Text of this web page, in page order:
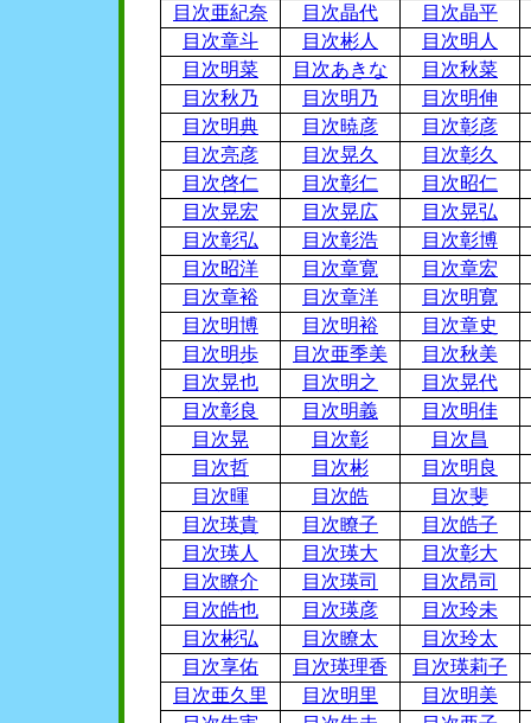
目次亜紀奈
目次晶代
目次晶平
目次章斗
目次彬人
目次明人
目次明菜
目次あきな
目次秋菜
目次秋乃
目次明乃
目次明伸
目次明典
目次暁彦
目次彰彦
目次亮彦
目次晃久
目次彰久
目次啓仁
目次彰仁
目次昭仁
目次晃宏
目次晃広
目次晃弘
目次彰弘
目次彰浩
目次彰博
目次昭洋
目次章寛
目次章宏
目次章裕
目次章洋
目次明寛
目次明博
目次明裕
目次章史
目次明歩
目次亜季美
目次秋美
目次晃也
目次明之
目次晃代
目次彰良
目次明義
目次明佳
目次晃
目次彰
目次昌
目次哲
目次彬
目次明良
目次暉
目次皓
目次斐
目次瑛貴
目次瞭子
目次皓子
目次瑛人
目次瑛大
目次彰大
目次瞭介
目次瑛司
目次昂司
目次皓也
目次瑛彦
目次玲未
目次彬弘
目次瞭太
目次玲太
目次享佑
目次瑛理香
目次瑛莉子
目次亜久里
目次明里
目次明美